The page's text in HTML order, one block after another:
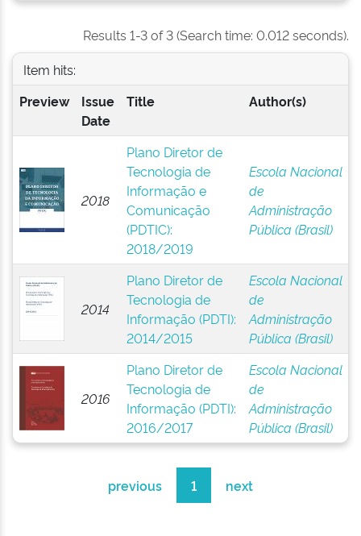
Results 1-3 of 3 (Search time: 0.012 seconds).
Item hits:
Preview
Issue
Date
Title Author(s)
2018
Plano Diretor de
Tecnologia de
Informação e
Comunicação
(PDTIC):
2018/2019
Escola Nacional
de
Administração
Pública (Brasil)
2014
Plano Diretor de
Tecnologia de
Informação (PDTI):
2014/2015
Escola Nacional
de
Administração
Pública (Brasil)
2016
Plano Diretor de
Tecnologia de
Informação (PDTI):
2016/2017
Escola Nacional
de
Administração
Pública (Brasil)
previous 1 next